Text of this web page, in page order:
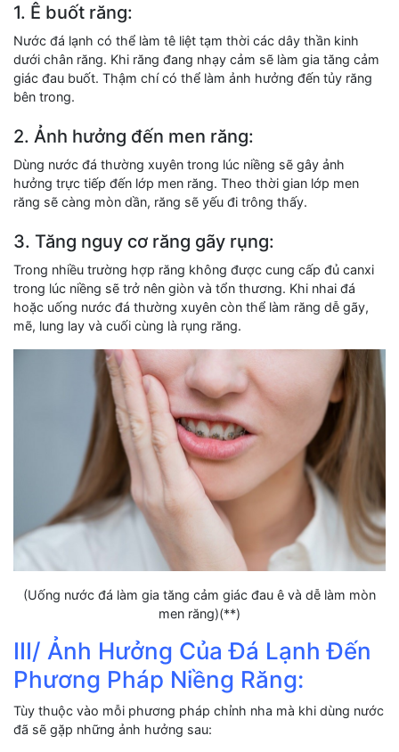
1. Ê buốt răng:
Nước đá lạnh có thể làm tê liệt tạm thời các dây thần kinh
dưới chân răng. Khi răng đang nhạy cảm sẽ làm gia tăng cảm
giác đau buốt. Thậm chí có thể làm ảnh hưởng đến tủy răng
bên trong.
2. Ảnh hưởng đến men răng:
Dùng nước đá thường xuyên trong lúc niềng sẽ gây ảnh
hưởng trực tiếp đến lớp men răng. Theo thời gian lớp men
răng sẽ càng mòn dần, răng sẽ yếu đi trông thấy.
3. Tăng nguy cơ răng gãy rụng:
Trong nhiều trường hợp răng không được cung cấp đủ canxi
trong lúc niềng sẽ trở nên giòn và tổn thương. Khi nhai đá
hoặc uống nước đá thường xuyên còn thể làm răng dễ gãy,
mẽ, lung lay và cuối cùng là rụng răng.
(Uống nước đá làm gia tăng cảm giác đau ê và dễ làm mòn
men răng)(**)
III/ Ảnh Hưởng Của Đá Lạnh Đến
Phương Pháp Niềng Răng:
Tùy thuộc vào mỗi phương pháp chỉnh nha mà khi dùng nước
đã sẽ gặp những ảnh hưởng sau: